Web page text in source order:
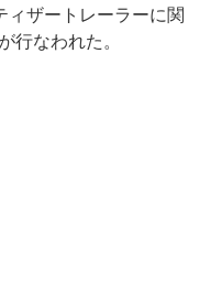
ィザートレーラーに関
行なわれた。